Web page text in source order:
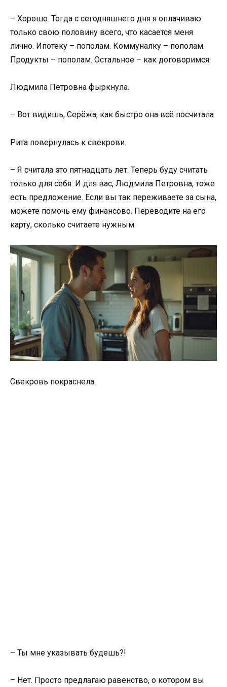
– Хорошо. Тогда с сегодняшнего дня я оплачиваю
только свою половину всего, что касается меня
лично. Ипотеку – пополам. Коммуналку – пополам.
Продукты – пополам. Остальное – как договоримся.
Людмила Петровна фыркнула.
– Вот видишь, Серёжа, как быстро она всё посчитала.
Рита повернулась к свекрови.
– Я считала это пятнадцать лет. Теперь буду считать
только для себя. И для вас, Людмила Петровна, тоже
есть предложение. Если вы так переживаете за сына,
можете помочь ему финансово. Переводите на его
карту, сколько считаете нужным.
Свекровь покраснела.
– Ты мне указывать будешь?!
– Нет. Просто предлагаю равенство, о котором вы